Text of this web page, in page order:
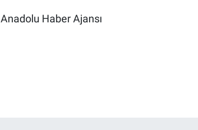
Anadolu Haber Ajansı